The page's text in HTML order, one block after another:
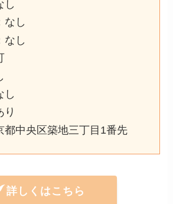
し
なし
なし
し
り
都中央区築地三丁目1番先
詳しくはこちら